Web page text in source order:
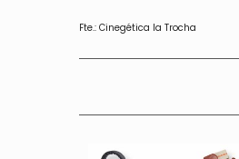
Fte.: Cinegética la Trocha